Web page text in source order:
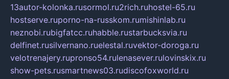
13autor-kolonka.rusormol.ru2rich.ruhostel-65.ru
hostserve.ruporno-na-russkom.rumishinlab.ru
neznobi.rubigfatcc.ruhabble.rustarbucksvia.ru
delfinet.rusilvernano.ruelestal.ruvektor-doroga.ru
velotrenajery.rupronso54.rulenasever.rulovinskix.ru
show-pets.rusmartnews03.rudiscofoxworld.ru